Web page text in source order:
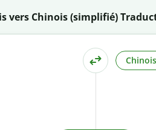
vers Chinois (simplifié)